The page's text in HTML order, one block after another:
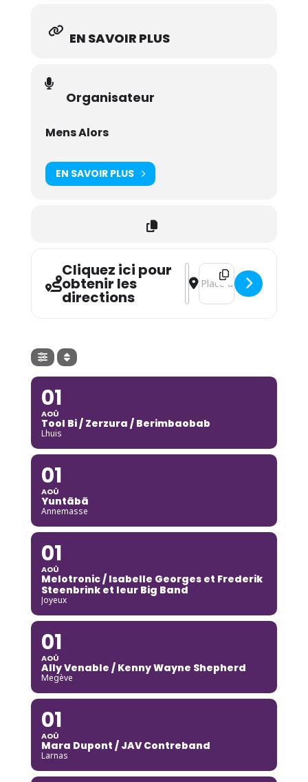
EN SAVOIR PLUS
Organisateur
Mens Alors
EN SAVOIR PLUS
Cliquez ici pour
obtenir les
directions
Address - Christian
Destination Address -
01
AOÛ
Tool Bi / Zerzura / Berimbaobab
Lhuis
01
AOÛ
Yuntãbã
Annemasse
01
AOÛ
Melotronic / Isabelle Georges et Frederik
Steenbrink et leur Big Band
Joyeux
01
AOÛ
Ally Venable / Kenny Wayne Shepherd
Megève
01
AOÛ
Mara Dupont / JAV Contreband
Larnas